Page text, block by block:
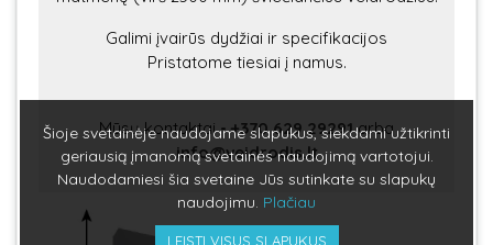
Galimi įvairūs dydžiai ir specifikacijos
Pristatome tiesiai į namus.
Mūsų kontaktai-+370 629 29291arba
info@veidrodis.lt
Šioje svetainėje naudojame slapukus, siekdami užtikrinti
geriausią įmanomą svetainės naudojimą vartotojui.
Naudodamiesi šia svetaine Jūs sutinkate su slapukų
naudojimu. Plačiau
LEISTI VISUS SLAPUKUS